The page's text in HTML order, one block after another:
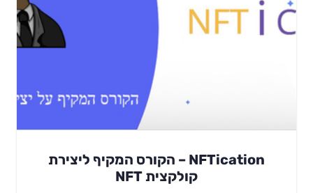
NFTication – הקורס המקיף ליצירת
קולקצית NFT